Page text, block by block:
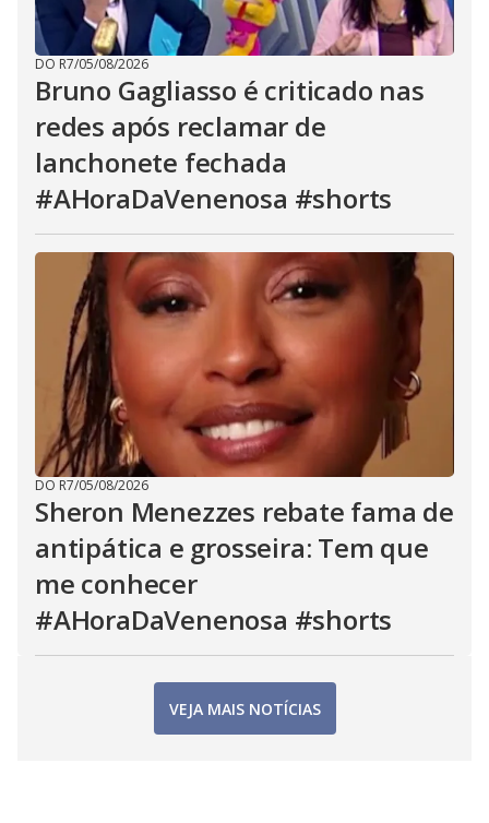
DO R7/05/08/2026
Bruno Gagliasso é criticado nas
redes após reclamar de
lanchonete fechada
#AHoraDaVenenosa #shorts
DO R7/05/08/2026
Sheron Menezzes rebate fama de
antipática e grosseira: Tem que
me conhecer
#AHoraDaVenenosa #shorts
VEJA MAIS NOTÍCIAS